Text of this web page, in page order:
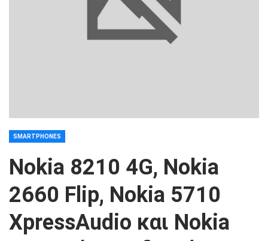
SMARTPHONES
Nokia 8210 4G, Nokia
2660 Flip, Nokia 5710
XpressAudio και Nokia